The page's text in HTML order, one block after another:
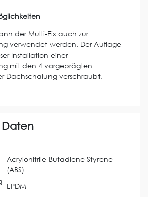
der Multi-Fix auch zur
verwendet werden. Der Auflage-
Installation einer
mit den 4 vorgeprägten
Dachschalung verschraubt.
Daten
Acrylonitrile Butadiene Styrene
(ABS)
EPDM